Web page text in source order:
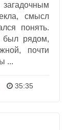
смысл
понять.
был рядом,
почти
...
35:35